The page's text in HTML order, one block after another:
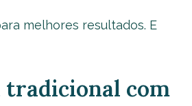
melhores resultados. E
tradicional com